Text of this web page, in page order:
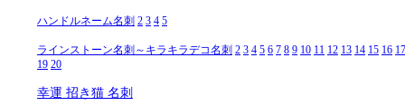
ハンドルネーム名刺 2 3 4 5
ラインストーン名刺～キラキラデコ名刺 2 3 4 5 6 7 8 9 10 11 12 13 14 15 16 17
19 20
幸運 招き猫 名刺